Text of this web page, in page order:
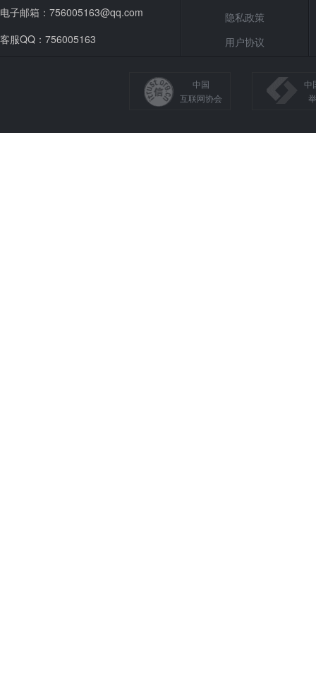
电子邮箱：756005163@qq.com
客服QQ：756005163
隐私政策
用户协议
中国
互联网协会
中